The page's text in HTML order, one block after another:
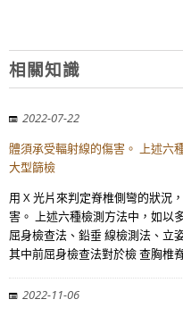
相關知識
2022-07-22
體須承受輻射線的傷害。 上述六
大型篩檢
用 X 光片來判定脊椎側彎的狀況
害。 上述六種檢測方法中，如以
屈身檢查法、鉛垂 線檢測法、立
其中前屈身檢查法對於檢 查胸椎
2022-11-06